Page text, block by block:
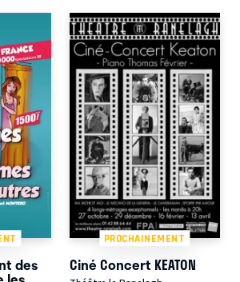
des
PROCHAINEMENT
Ciné Concert KEATON